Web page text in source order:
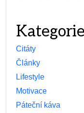
Kategorie
Citáty
Články
Lifestyle
Motivace
Páteční káva